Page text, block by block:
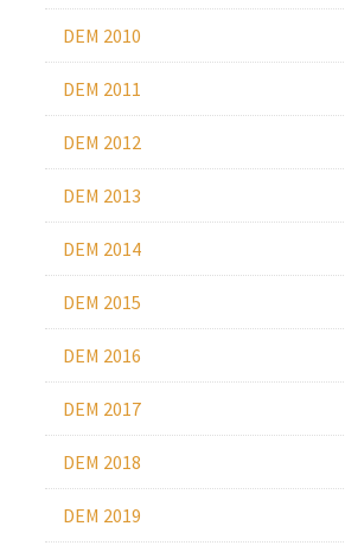
DEM 2010
DEM 2011
DEM 2012
DEM 2013
DEM 2014
DEM 2015
DEM 2016
DEM 2017
DEM 2018
DEM 2019